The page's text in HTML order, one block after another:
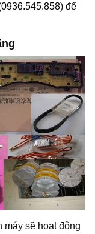
0936.545.858) để
máy sẽ hoạt động